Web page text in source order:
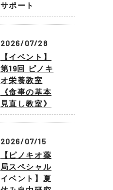
サポート
2026/07/28
【イベント】
第19回 ピノキ
オ栄養教室
《食事の基本
見直し教室》
2026/07/15
【ピノキオ薬
局スペシャル
イベント】夏